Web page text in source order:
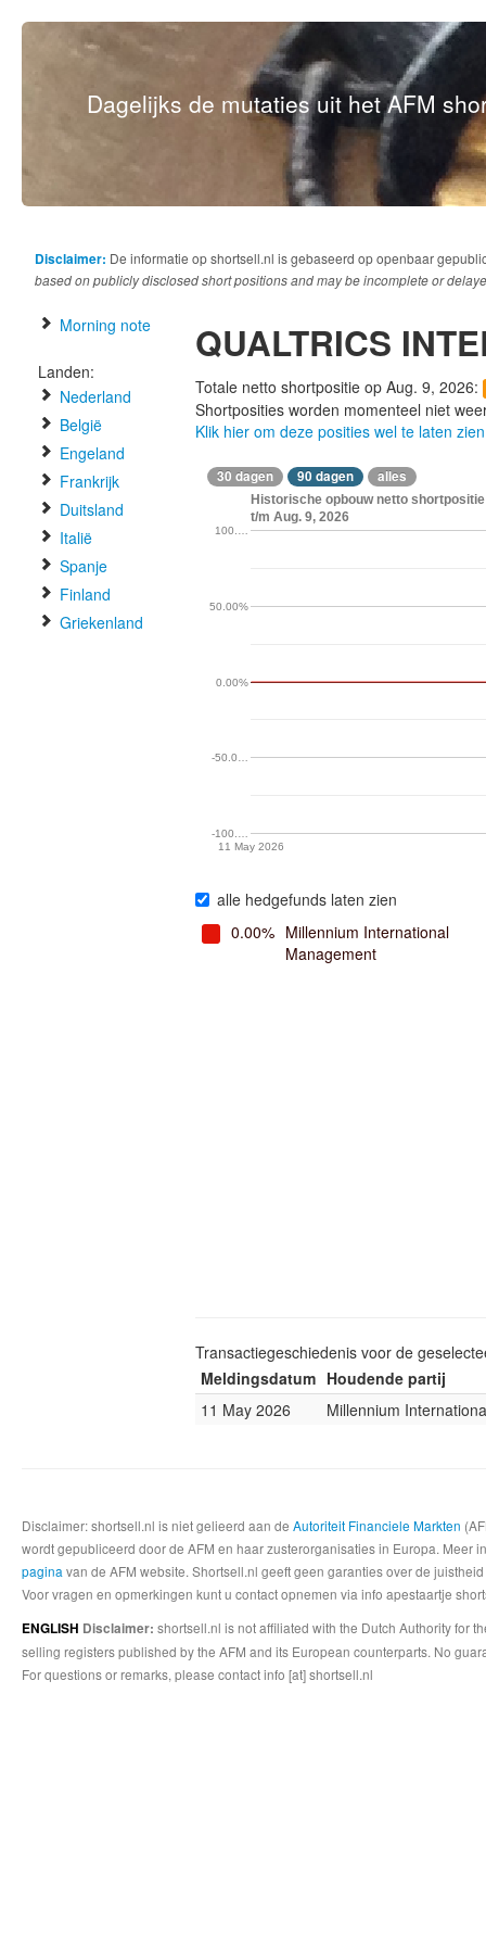
Dagelijks de mutaties uit het AFM
Disclaimer: De informatie op shortsell.nl is gebaseerd op openbaar
based on publicly disclosed short positions and may be incomplete or
Morning note
Landen:
Nederland
België
Engeland
Frankrijk
Duitsland
Italië
Spanje
Finland
Griekenland
QUALTRICS
Totale netto shortpositie op Aug. 9, 2026:
Shortposities worden momenteel niet
Klik hier om deze posities wel te laten zien
30 dagen 90 dagen alles
Historische opbouw netto shortpositie
t/m Aug. 9, 2026
11 May 2026
-100.…
-50.0…
0.00%
50.00%
100.…
alle hedgefunds laten zien
0.00% Millennium International
Management
Transactiegeschiedenis voor de
Meldingsdatum Houdende partij
11 May 2026
Millennium
Disclaimer: shortsell.nl is niet gelieerd aan de Autoriteit Financiele Markten
wordt gepubliceerd door de AFM en haar zusterorganisaties in Europa.
pagina van de AFM website. Shortsell.nl geeft geen garanties over de
Voor vragen en opmerkingen kunt u contact opnemen via info apestaartje
ENGLISH Disclaimer: shortsell.nl is not affiliated with the Dutch Authority for
selling registers published by the AFM and its European counterparts. No
For questions or remarks, please contact info [at] shortsell.nl